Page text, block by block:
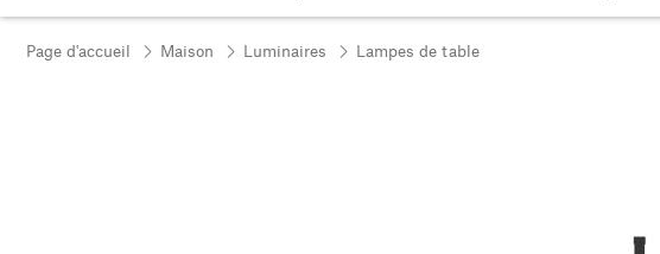
Page d'accueil Maison Luminaires Lampes de table